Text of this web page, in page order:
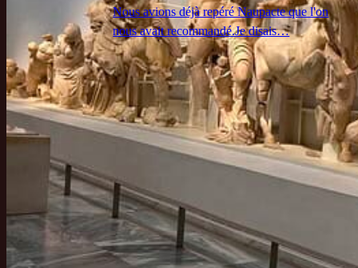
Nous avions déjà repéré Naupacte que l'on
nous avait recommandé.Je disais…